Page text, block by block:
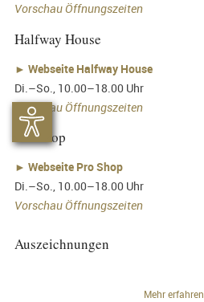
Vorschau Öffnungszeiten
Halfway House
► Webseite Halfway House
Di.–So., 10.00–18.00 Uhr
Vorschau Öffnungszeiten
Pro Shop
► Webseite Pro Shop
Di.–So., 10.00–18.00 Uhr
Vorschau Öffnungszeiten
Auszeichnungen
Mehr erfahren